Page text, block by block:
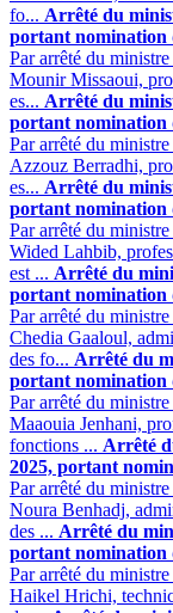
fo... Arrêté du
portant nomination
Par arrêté du
Mounir Missaoui,
es... Arrêté du
portant nomination
Par arrêté du
Azzouz Berradhi,
es... Arrêté du
portant nomination
Par arrêté du
Wided Lahbib,
est ... Arrêté du
portant nomination
Par arrêté du
Chedia Gaaloul,
des fo... Arrêté du
portant nomination
Par arrêté du
Maaouia Jenhani,
fonctions ... Arrêté
2025, portant
Par arrêté du
Noura Benhadj,
des ... Arrêté du
portant nomination
Par arrêté du
Haikel Hrichi,